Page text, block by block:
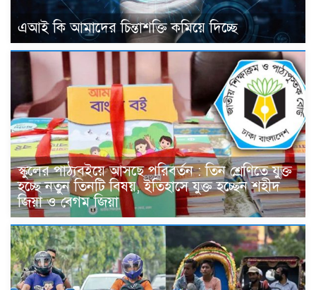
এআই কি আমাদের চিন্তাশক্তি কমিয়ে দিচ্ছে
স্কুলের পাঠ্যবইয়ে আসছে পরিবর্তন : তিন শ্রেণিতে যুক্ত
হচ্ছে নতুন তিনটি বিষয়, ইতিহাসে যুক্ত হচ্ছেন শহীদ
জিয়া ও বেগম জিয়া